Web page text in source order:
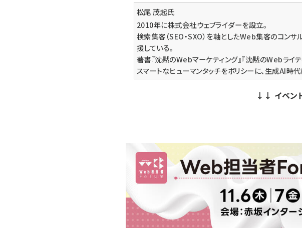
松尾 茂起氏
2010年に株式会社ウェブライダーを設立。
検索集客（SEO・SXO）を軸としたWeb集客のコン
援している。
著書『沈黙のWebマーケティング』『沈黙のWebライ
スマートなヒューマンタッチをポリシーに、生成AI時